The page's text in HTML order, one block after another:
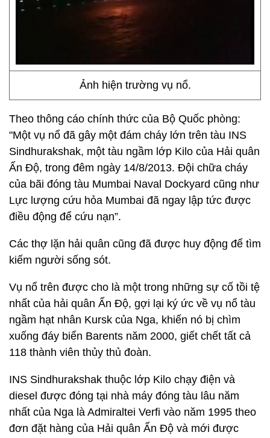
Ảnh hiện trường vụ nổ.
Theo thông cáo chính thức của Bộ Quốc phòng:
"Một vụ nổ đã gây một đám cháy lớn trên tàu INS
Sindhurakshak, một tàu ngầm lớp Kilo của Hải quân
Ấn Độ, trong đêm ngày 14/8/2013. Đội chữa cháy
của bãi đóng tàu Mumbai Naval Dockyard cũng như
Lực lượng cứu hỏa Mumbai đã ngay lập tức được
điều động để cứu nạn”.
Các thợ lặn hải quân cũng đã được huy động để tìm
kiếm người sống sót.
Vụ nổ trên được cho là một trong những sự cố tồi tệ
nhất của hải quân Ấn Độ, gợi lại ký ức về vụ nổ tàu
ngầm hạt nhân Kursk của Nga, khiến nó bị chìm
xuống đáy biển Barents năm 2000, giết chết tất cả
118 thành viên thủy thủ đoàn.
INS Sindhurakshak thuộc lớp Kilo chạy điện và
diesel được đóng tại nhà máy đóng tàu lâu năm
nhất của Nga là Admiraltei Verfi vào năm 1995 theo
đơn đặt hàng của Hải quân Ấn Độ và mới được